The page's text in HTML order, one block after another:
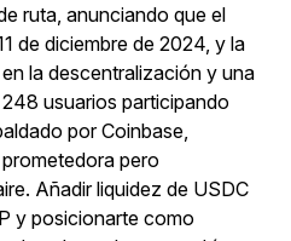
ruta , anunciando que el
de diciembre de 2024, y la
la descentralización y una
usuarios participando
por Coinbase,
pero
Añadir liquidez de USDC
y posicionarte como